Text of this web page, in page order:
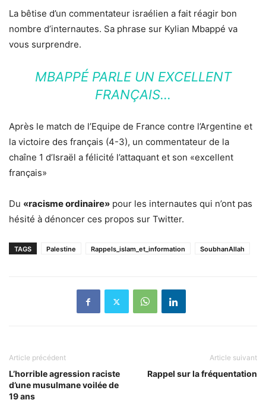
La bêtise d’un commentateur israélien a fait réagir bon
nombre d’internautes. Sa phrase sur Kylian Mbappé va
vous surprendre.
MBAPPÉ PARLE UN EXCELLENT
FRANÇAIS…
Après le match de l’Equipe de France contre l’Argentine et
la victoire des français (4-3), un commentateur de la
chaîne 1 d’Israël a félicité l’attaquant et son «excellent
français»
Du «racisme ordinaire» pour les internautes qui n’ont pas
hésité à dénoncer ces propos sur Twitter.
TAGS Palestine Rappels_islam_et_information SoubhanAllah
Article précédent
L’horrible agression raciste
d’une musulmane voilée de
19 ans
Article suivant
Rappel sur la fréquentation